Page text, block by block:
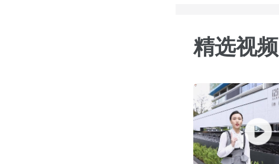
精选视频